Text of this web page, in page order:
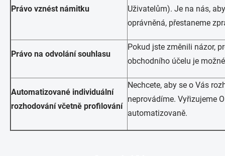
Právo vznést námitku
Uživatelům). Je na nás,
oprávněná, přestaneme
Právo na odvolání souhlasu
Pokud jste změnili názor,
obchodního účelu je
Automatizované individuální
rozhodování včetně profilování
Nechcete, aby se o Vás
neprovádíme. Vyřizujeme
automatizovaně.